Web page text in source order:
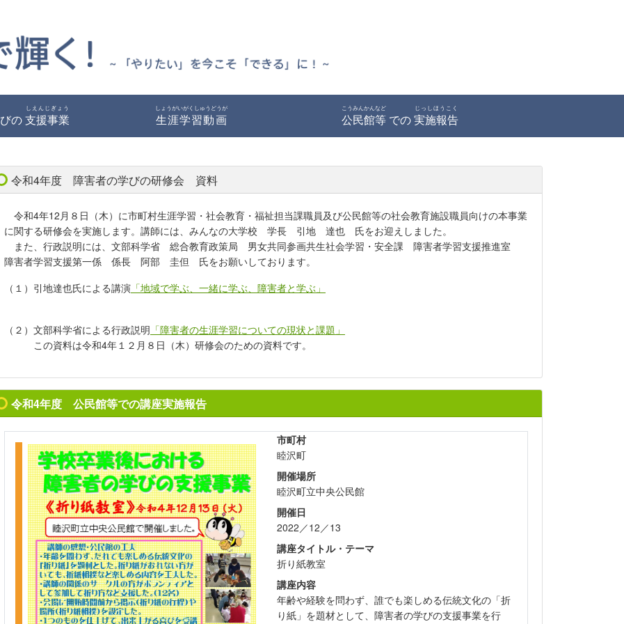
びの支援事業
しえんじぎょう
生涯学習動画
しょうがいがくしゅうどうが
公民館等
こうみんかんなど
での実施報告
じっしほうこく
令和4年度 障害者の学びの研修会 資料
令和4年12月８日（木）に市町村生涯学習・社会教育・福祉担当課職員及び公民館等の社会教育施設職員向けの本事業
に関する研修会を実施します。講師には、みんなの大学校 学長 引地 達也 氏をお迎えしました。
また、行政説明には、文部科学省 総合教育政策局 男女共同参画共生社会学習・安全課 障害者学習支援推進室
障害者学習支援第一係 係長 阿部 圭但 氏をお願いしております。
（１）引地達也氏による講演 「地域で学ぶ、一緒に学ぶ、障害者と学ぶ」
（２）文部科学省による行政説明 「障害者の生涯学習についての現状と課題」
この資料は令和4年１２月８日（木）研修会のための資料です。
令和4年度 公民館等での講座実施報告
市町村
睦沢町
開催場所
睦沢町立中央公民館
開催日
2022／12／13
講座タイトル・テーマ
折り紙教室
講座内容
年齢や経験を問わず、誰でも楽しめる伝統文化の「折
り紙」を題材として、障害者の学びの支援事業を行